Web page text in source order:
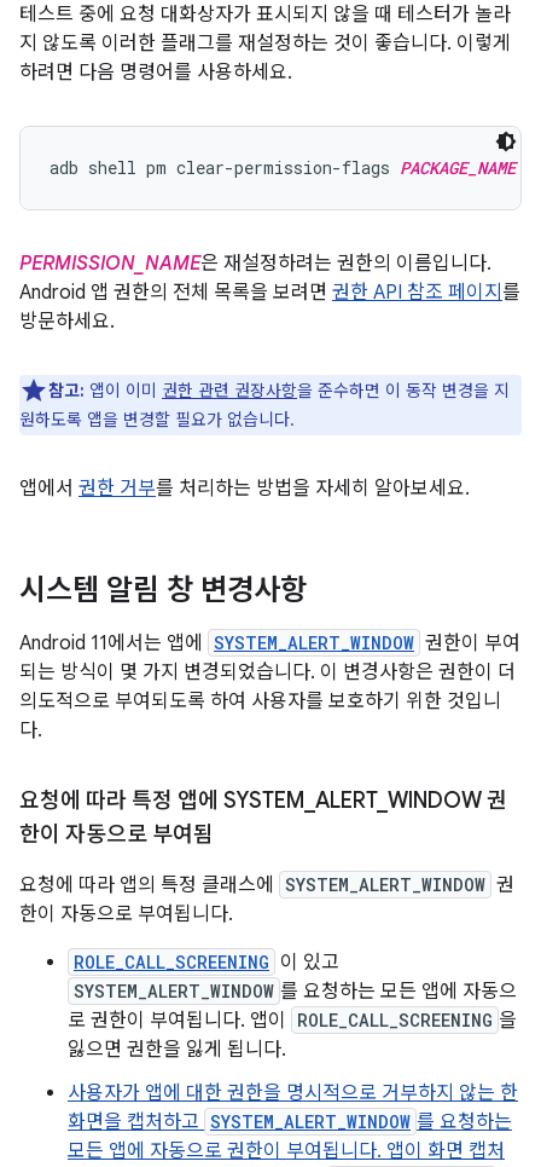
테스트 중에 요청 대화상자가 표시되지 않을 때 테스터가 놀라
지 않도록 이러한 플래그를 재설정하는 것이 좋습니다. 이렇게
하려면 다음 명령어를 사용하세요.
adb shell pm clear-permission-flags PACKAGE_NAME
PERMISSION_NAME은 재설정하려는 권한의 이름입니다.
Android 앱 권한의 전체 목록을 보려면 권한 API 참조 페이지 를
방문하세요.
참고: 앱이 이미 권한 관련 권장사항을 준수하면 이 동작 변경을 지
원하도록 앱을 변경할 필요가 없습니다.
앱에서 권한 거부를 처리하는 방법을 자세히 알아보세요.
시스템 알림 창 변경사항
Android 11에서는 앱에 SYSTEM_ALERT_WINDOW 권한이 부여
되는 방식이 몇 가지 변경되었습니다. 이 변경사항은 권한이 더
의도적으로 부여되도록 하여 사용자를 보호하기 위한 것입니
다.
요청에 따라 특정 앱에 SYSTEM ALERT_ WINDOW 권
한이 자동으로 부여됨
요청에 따라 앱의 특정 클래스에 SYSTEM_ALERT_WINDOW 권
한이 자동으로 부여됩니다.
ROLE_CALL_SCREENING 이 있고
SYSTEM_ALERT_WINDOW 를 요청하는 모든 앱에 자동으
로 권한이 부여됩니다. 앱이
ROLE_CALL_SCREENING 을
잃으면 권한을 잃게 됩니다.
사용자가 앱에 대한 권한을 명시적으로 거부하지 않는 한
화면을 캡처하고 SYSTEM_ALERT_WINDOW 를 요청하는
모든 앱에 자동으로 권한이 부여됩니다. 앱이 화면 캡처